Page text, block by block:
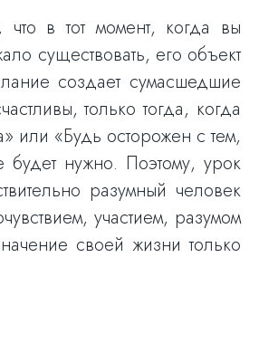
в тот момент, когда вы
существовать, его объект
создает сумасшедшие
только тогда, когда
или «Будь осторожен с тем,
будет нужно. Поэтому, урок
разумный человек
участием, разумом
своей жизни только